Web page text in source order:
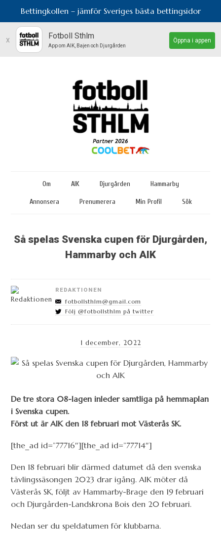
Bettingkollen – jämför Sveriges bästa bettingsidor
x Fotboll Sthlm
App om AIK, Bajen och Djurgården
Öppna i appen
Om AIK Djurgården Hammarby
Annonsera Prenumerera Min Profil Sök
Så spelas Svenska cupen för Djurgården,
Hammarby och AIK
REDAKTIONEN
fotbollsthlm@gmail.com
Följ @fotbollsthlm på twitter
1 december, 2022
De tre stora 08-lagen inleder samtliga på hemmaplan
i Svenska cupen.
Först ut är AIK den 18 februari mot Västerås SK.
[the_ad id=”77716″][the_ad id=”77714″]
Den 18 februari blir därmed datumet då den svenska
tävlingssäsongen 2023 drar igång. AIK möter då
Västerås SK, följt av Hammarby-Brage den 19 februari
och Djurgården-Landskrona Bois den 20 februari.
Nedan ser du speldatumen för klubbarna.